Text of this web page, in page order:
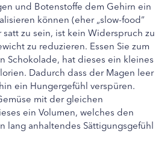
und Botenstoffe dem Gehirn ein
können (eher „slow-food“
satt zu sein, ist kein Widerspruch zu
zu reduzieren. Essen Sie zum
Schokolade, hat dieses ein kleines
Dadurch dass der Magen leer
ein Hungergefühl verspüren.
mit der gleichen
ein Volumen, welches den
lang anhaltendes Sättigungsgefühl